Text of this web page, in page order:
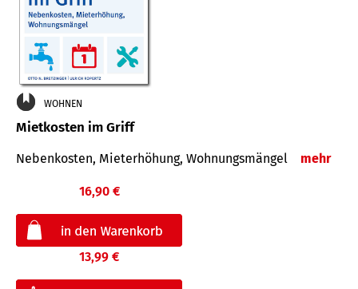
WOHNEN
Mietkosten im Griff
Nebenkosten, Mieterhöhung, Wohnungsmängel mehr
16,90 €
13,99 €